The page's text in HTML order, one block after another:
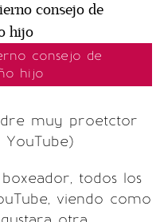
consejo de
hijo
muy proetctor
todos los
viendo como